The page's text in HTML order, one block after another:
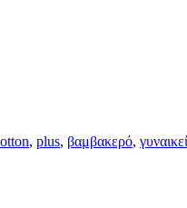
, plus, βαμβακερό,